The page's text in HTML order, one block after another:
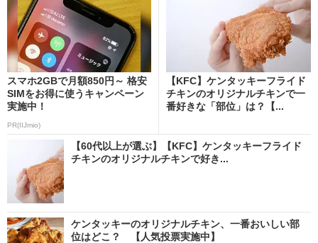
スマホ2GBで月額850円～ 格安
SIMをお得に使うキャンペーン
実施中！
PR(IIJmio)
【KFC】ケンタッキーフライド
チキンのオリジナルチキンで一
番好きな「部位」は？【...
【60代以上が選ぶ】【KFC】ケンタッキーフライド
チキンのオリジナルチキンで好き...
ケンタッキーのオリジナルチキン、一番おいしい部
位はどこ？ 【人気投票実施中】